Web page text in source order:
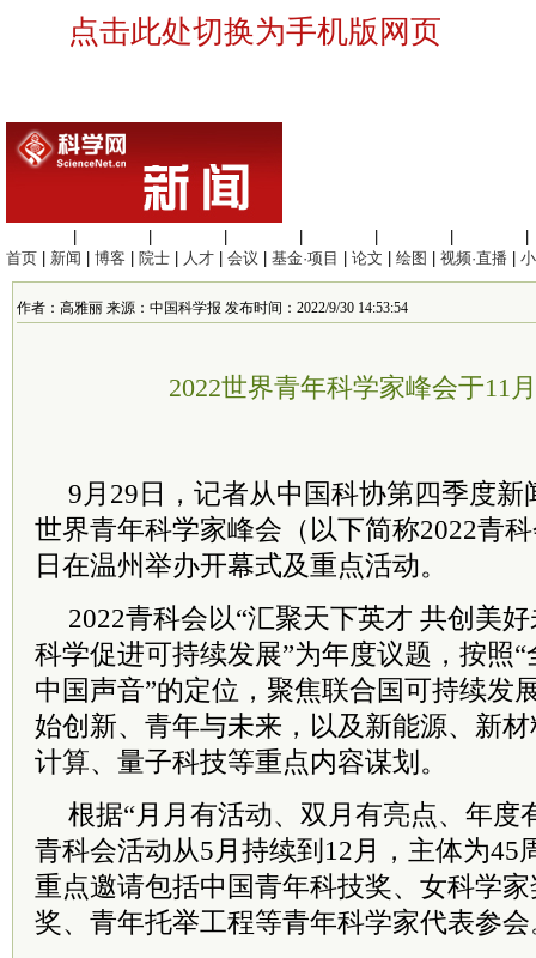
点击此处切换为手机版网页
首页
新闻 博客 院士 人才 会议 基金·项目 论文 绘图 视频·直播
作者：高雅丽 来源：中国科学报 发布时间：2022/9/30 14:53:54
2022世界青年科学家峰会于11
9月29日，记者从中国科协第四季度新
世界青年科学家峰会（以下简称2022青
日在温州举办开幕式及重点活动。
2022青科会以“汇聚天下英才 共创美
科学促进可持续发展”为年度议题，按照
中国声音”的定位，聚焦联合国可持续发
始创新、青年与未来，以及新能源、新
计算、量子科技等重点内容谋划。
根据“月月有活动、双月有亮点、年度
青科会活动从5月持续到12月，主体为45
重点邀请包括中国青年科技奖、女科学
奖、青年托举工程等青年科学家代表参会